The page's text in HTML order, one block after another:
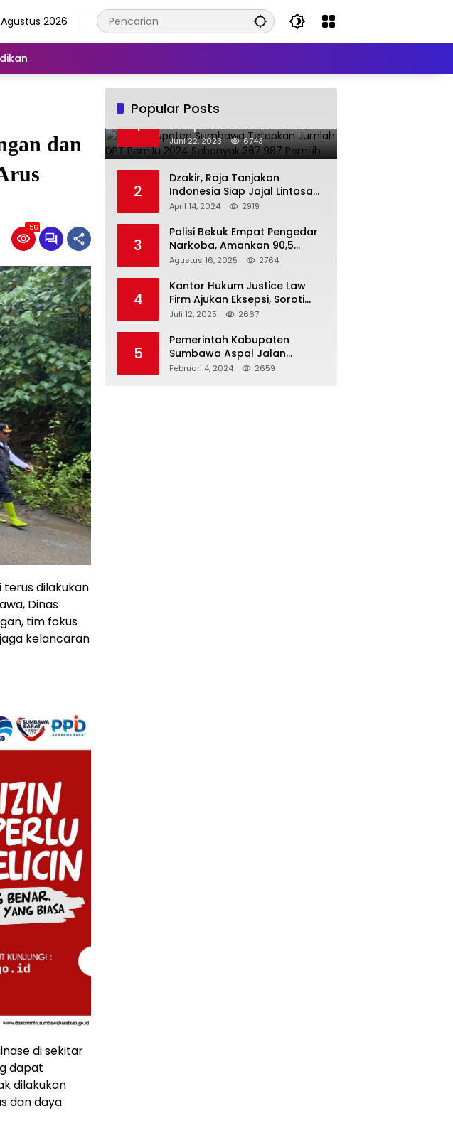
2026
dan
156
terus dilakukan
Dinas
tim fokus
kelancaran
di sekitar
dapat
dilakukan
dan daya
Popular Posts
1
KPU Kabupaten Sumbawa
Tetapkan Jumlah DPT Pemilu
2024 Sebanyak 367.987
Pemilih
Juni 22, 2023 6743
2
Dzakir, Raja Tanjakan
Indonesia Siap Jajal Lintasan
Seloto Bersama DR Zul,
April 14, 2024 2919
3
Polisi Bekuk Empat Pengedar
Narkoba, Amankan 90,5
Gram Sabu dari Dalam Mobil
Agustus 16, 2025 2764
4
Kantor Hukum Justice Law
Firm Ajukan Eksepsi, Soroti
Peran BNI dalam Kasus KUR
Juli 12, 2025 2667
5
Pemerintah Kabupaten
Sumbawa Aspal Jalan
Simpang Sebasang-Batu
Februari 4, 2024 2659